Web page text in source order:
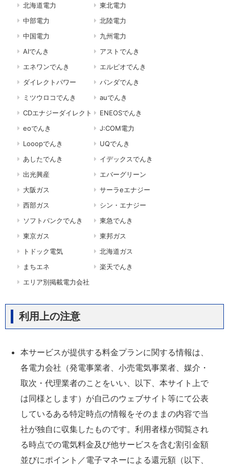
北海道電力
東北電力
中部電力
北陸電力
中国電力
九州電力
AIでんき
アストでんき
エネワンでんき
エルピオでんき
ダイレクトパワー
パンダでんき
ミツウロコでんき
auでんき
CDエナジーダイレクト
ENEOSでんき
eoでんき
J:COM電力
Looopでんき
UQでんき
あしたでんき
イデックスでんき
出光興産
エバーグリーン
大阪ガス
サーラeエナジー
西部ガス
シン・エナジー
ソフトバンクでんき
東急でんき
東京ガス
東邦ガス
トドック電気
北海道ガス
まちエネ
楽天でんき
エリア別掲載電力会社
利用上の注意
本サービスが提供する料金プランに関する情報は、
各電力会社（発電事業者、小売電気事業者、媒介・
取次・代理業者のことをいい、以下、本サイト上で
は同様とします）が自己のウェブサイト等にて公表
しているある特定時点の情報をそのままの内容で当
社が独自に収集したものです。利用者様が閲覧され
る時点での電気料金及び他サービスを含む割引金額
並びにポイント／電子マネーによる還元額（以下、